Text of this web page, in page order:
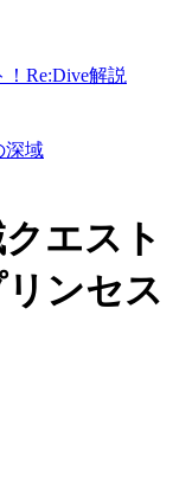
Re:Dive解説
深域
エスト
リンセス